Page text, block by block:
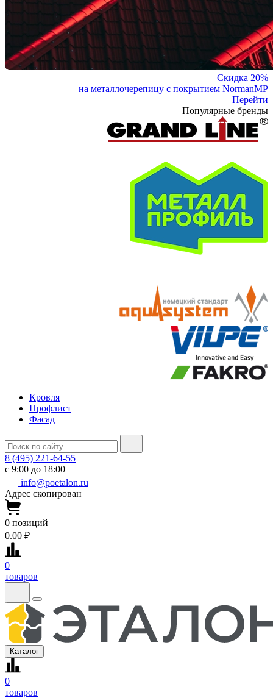
Скидка 20%
на металлочерепицу с покрытием NormanMP
Перейти
Популярные бренды
Кровля
Профлист
Фасад
8 (495) 221-64-55
с 9:00 до 18:00
info@poetalon.ru
Адрес скопирован
0 позиций
0.00 ₽
0
товаров
Каталог
0
товаров